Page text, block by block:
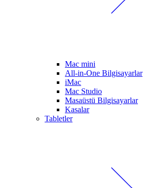
Mac mini
All-in-One Bilgisayarlar
iMac
Mac Studio
Masaüstü Bilgisayarlar
Kasalar
Tabletler